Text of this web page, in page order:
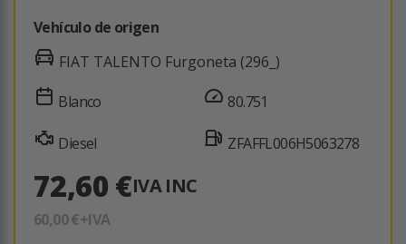
Vehículo de origen
FIAT TALENTO Furgoneta (296_)
Blanco
Diesel
80.751
ZFAFFL006H5063278
72,60 €IVA INC
60,00 €+IVA